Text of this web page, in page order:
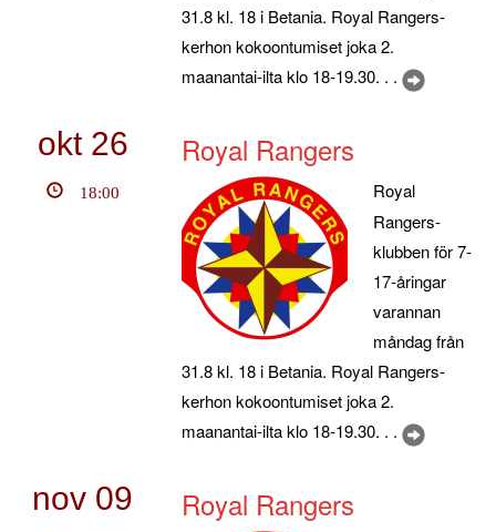
31.8 kl. 18 i Betania. Royal Rangers-
kerhon kokoontumiset joka 2.
maanantai-ilta klo 18-19.30. . .
okt 26
18:00
Royal Rangers
Royal
Rangers-
klubben för 7-
17-åringar
varannan
måndag från
31.8 kl. 18 i Betania. Royal Rangers-
kerhon kokoontumiset joka 2.
maanantai-ilta klo 18-19.30. . .
nov 09 Royal Rangers